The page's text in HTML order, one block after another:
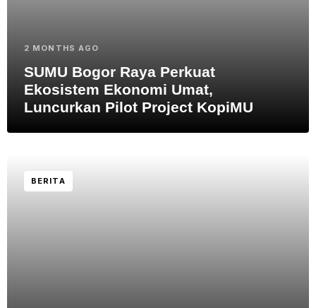
2 MONTHS AGO
SUMU Bogor Raya Perkuat
Ekosistem Ekonomi Umat,
Luncurkan Pilot Project KopiMU
BERITA